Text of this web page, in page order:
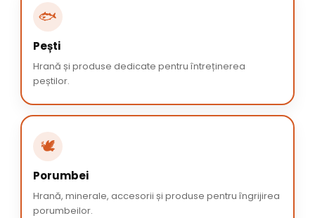
🐟
Pești
Hrană și produse dedicate pentru întreținerea
peștilor.
🕊️
Porumbei
Hrană, minerale, accesorii și produse pentru îngrijirea
porumbeilor.